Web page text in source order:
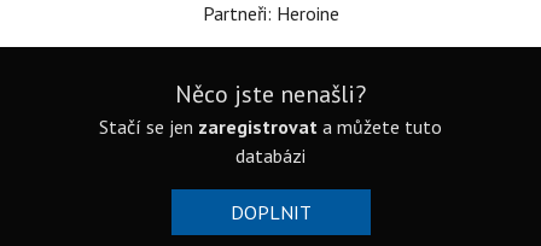
Partneři: Heroine
Něco jste nenašli?
Stačí se jen zaregistrovat a můžete tuto
databázi
DOPLNIT